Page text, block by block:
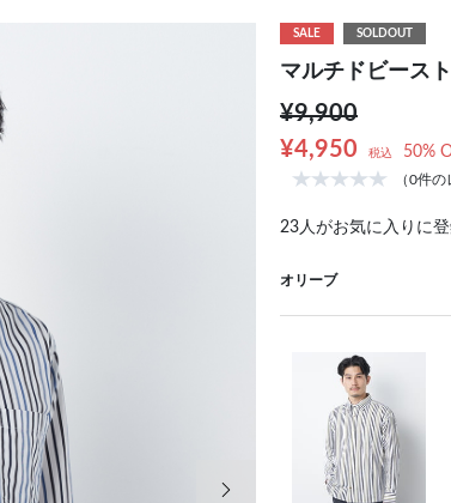
SALE SOLDOUT
マルチドビース
¥9,900
¥4,950
税込 50%
（0件の
23人がお気に入りに
オリーブ